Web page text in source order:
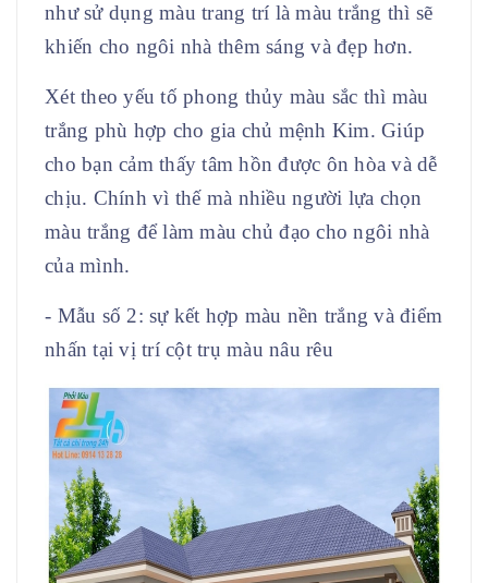
như sử dụng màu trang trí là màu trắng thì sẽ
khiến cho ngôi nhà thêm sáng và đẹp hơn.
Xét theo yếu tố phong thủy màu sắc thì màu
trắng phù hợp cho gia chủ mệnh Kim. Giúp
cho bạn cảm thấy tâm hồn được ôn hòa và dễ
chịu. Chính vì thế mà nhiều người lựa chọn
màu trắng để làm màu chủ đạo cho ngôi nhà
của mình.
- Mẫu số 2: sự kết hợp màu nền trắng và điểm
nhấn tại vị trí cột trụ màu nâu rêu